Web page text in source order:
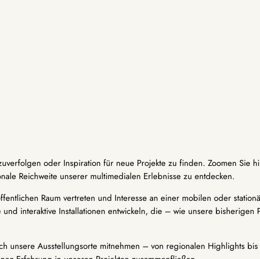
oder Inspiration für neue Projekte zu finden. Zoomen Sie
Reichweite unserer multimedialen Erlebnisse zu entdecken.
Raum vertreten und Interesse an einer mobilen oder
und interaktive Installationen entwickeln, die – wie unsere
unsere Ausstellungsorte mitnehmen – von regionalen Highlights